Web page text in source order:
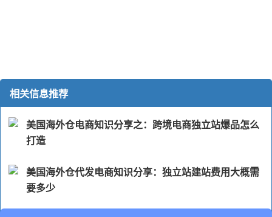
相关信息推荐
美国海外仓电商知识分享之：跨境电商独立站爆品怎么
打造
美国海外仓代发电商知识分享：独立站建站费用大概需
要多少